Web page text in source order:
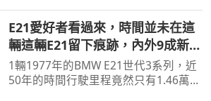
者。
E21愛好者看過來，時間並未在這
輛這輛E21留下痕跡，內外9成新
里程僅1.46萬公里
1輛1977年的BMW E21世代3系列，近
50年的時間行駛里程竟然只有1.46萬公